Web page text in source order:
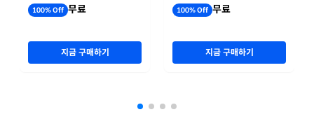
100% Off 무료
지금 구매하기
100% Off 무료
지금 구매하기